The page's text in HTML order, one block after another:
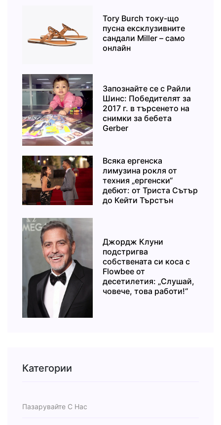
Tory Burch току-що
пусна ексклузивните
сандали Miller – само
онлайн
Запознайте се с Райли
Шинс: Победителят за
2017 г. в търсенето на
снимки за бебета
Gerber
Всяка ергенска
лимузина рокля от
техния „ергенски“
дебют: от Триста Сътър
до Кейти Търстън
Джордж Клуни
подстригва
собствената си коса с
Flowbee от
десетилетия: „Слушай,
човече, това работи!“
Категории
Пазарувайте С Нас